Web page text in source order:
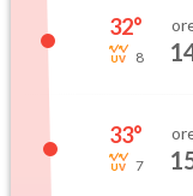
32°
8
33°
7